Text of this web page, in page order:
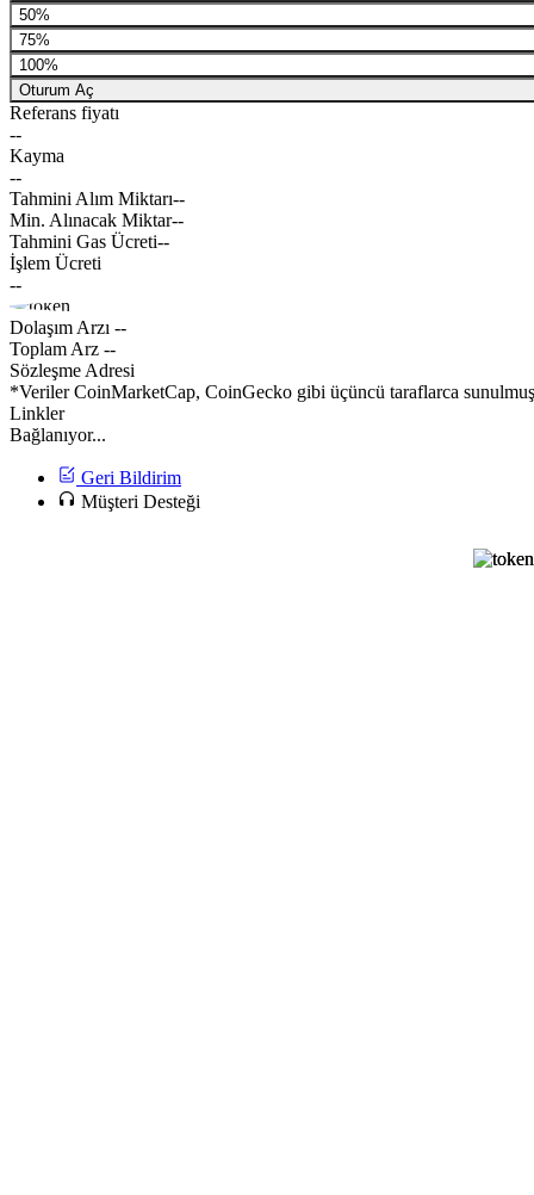
50%
75%
100%
Oturum Aç
Referans fiyatı
--
Kayma
--
Tahmini Alım Miktarı--
Min. Alınacak Miktar--
Tahmini Gas Ücreti--
İşlem Ücreti
--
Dolaşım Arzı --
Toplam Arz --
Sözleşme Adresi
*Veriler CoinMarketCap, CoinGecko gibi üçüncü taraflarca
Linkler
Bağlanıyor...
Geri Bildirim
Müşteri Desteği